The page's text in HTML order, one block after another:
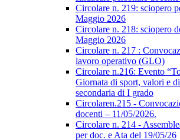
Circolare n. 219: sciopero
Maggio 2026
Circolare n. 218: sciopero
Maggio 2026
Circolare n. 217 :
lavoro operativo (GLO)
Circolare n.216: Evento
Giornata di sport, valori e
secondaria di I grado
Circolaren.215 -
docenti – 11/05/2026.
Circolare n. 214 -
per doc. e Ata del 19/05/26